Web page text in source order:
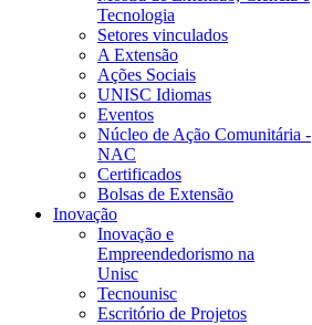
Tecnologia
Setores vinculados
A Extensão
Ações Sociais
UNISC Idiomas
Eventos
Núcleo de Ação Comunitária -
NAC
Certificados
Bolsas de Extensão
Inovação
Inovação e
Empreendedorismo na
Unisc
Tecnounisc
Escritório de Projetos